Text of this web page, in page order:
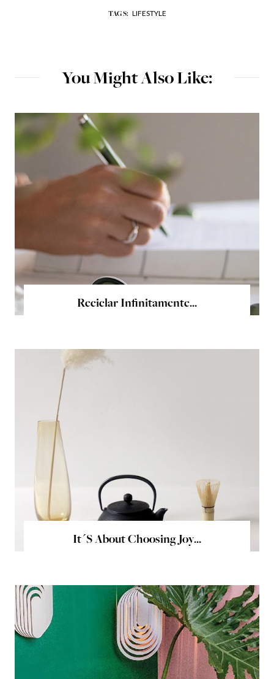
TAGS: LIFESTYLE
You Might Also Like:
Reciclar Infinitamente...
It´s About Choosing Joy...